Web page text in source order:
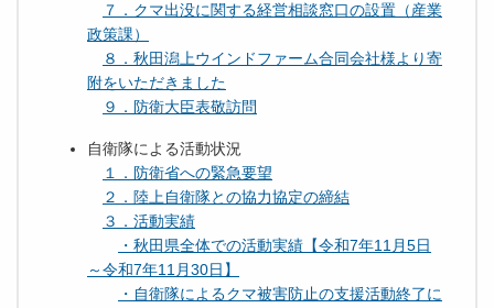
７．クマ出没に関する経営相談窓口の設置（産業
政策課）
８．秋田潟上ウインドファーム合同会社様より寄
附をいただきました
９．防衛大臣表敬訪問
自衛隊による活動状況
１．防衛省への緊急要望
２．陸上自衛隊との協力協定の締結
３．活動実績
・秋田県全体での活動実績【令和7年11月5日
～令和7年11月30日】
・自衛隊によるクマ被害防止の支援活動終了に